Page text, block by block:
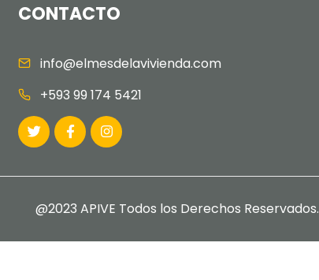
CONTACTO
info@elmesdelavivienda.com
+593 99 174 5421
@2023 APIVE Todos los Derechos Reservados.